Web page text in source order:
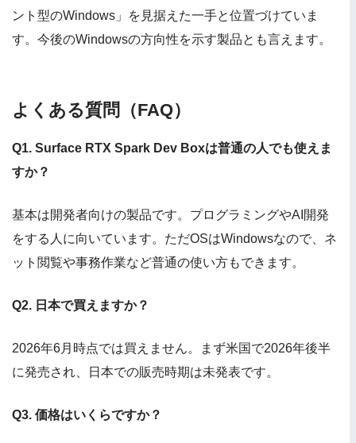
ント型のWindows」を見据えた一手と位置づけていま
す。今後のWindowsの方向性を示す製品とも言えます。
よくある質問（FAQ）
Q1. Surface RTX Spark Dev Boxは普通の人でも使えま
すか？
基本は開発者向けの製品です。プログラミングやAI開発
をする人に向いています。ただOSはWindowsなので、ネ
ット閲覧や事務作業など普通の使い方もできます。
Q2. 日本で買えますか？
2026年6月時点では買えません。まず米国で2026年後半
に発売され、日本での販売時期は未発表です。
Q3. 価格はいくらですか？